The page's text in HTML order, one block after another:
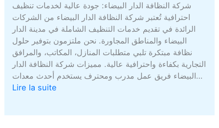
شركة النظافة الدار البيضاء: جودة عالية لخدمات تنظيف
احترافية تُعتبر شركة النظافة الدار البيضاء من الشركات
الرائدة في تقديم خدمات التنظيف الشاملة في مدينة الدار
البيضاء والمناطق المجاورة. نحن ملتزمون بتوفير حلول
نظافة مبتكرة تلبي متطلبات المنازل، المكاتب، والمرافق
التجارية بكفاءة واحترافية عالية. مميزات شركة النظافة الدار
البيضاء فريق عمل مدرب ومحترف يستخدم أحدث معدات…
Lire la suite